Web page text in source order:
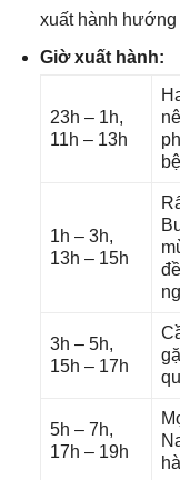
xuất hành
Giờ xuất hành:
23h – 1h,
11h – 13h
1h – 3h,
13h – 15h
3h – 5h,
15h – 17h
5h – 7h,
17h – 19h